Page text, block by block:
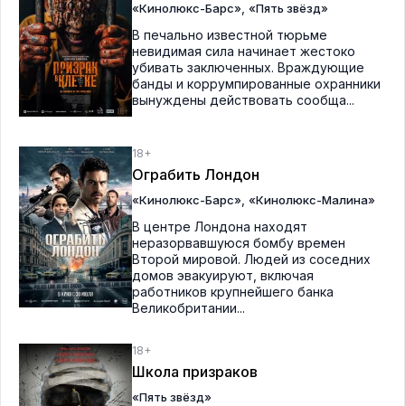
«Кинолюкс-Барс» «Пять звёзд»
В печально известной тюрьме
невидимая сила начинает жестоко
убивать заключенных. Враждующие
банды и коррумпированные охранники
вынуждены действовать сообща...
18+
Ограбить Лондон
«Кинолюкс-Барс» «Кинолюкс-Малина»
В центре Лондона находят
неразорвавшуюся бомбу времен
Второй мировой. Людей из соседних
домов эвакуируют, включая
работников крупнейшего банка
Великобритании...
18+
Школа призраков
«Пять звёзд»